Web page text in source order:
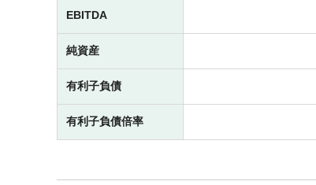
EBITDA
純資産
有利子負債
有利子負債倍率